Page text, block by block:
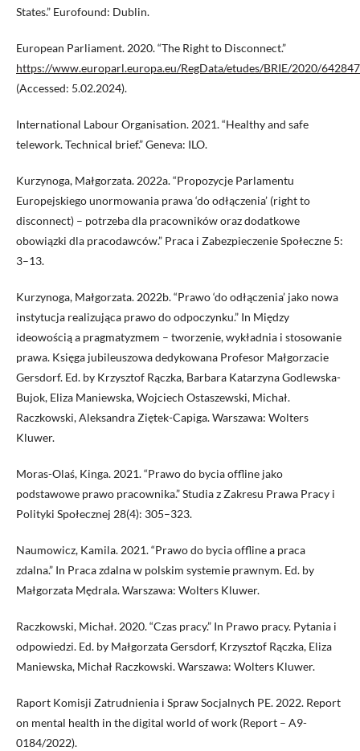
States.” Eurofound: Dublin.
European Parliament. 2020. “The Right to Disconnect.”
https://www.europarl.europa.eu/RegData/etudes/BRIE/2020/
(Accessed: 5.02.2024).
International Labour Organisation. 2021. “Healthy and safe
telework. Technical brief.” Geneva: ILO.
Kurzynoga, Małgorzata. 2022a. “Propozycje Parlamentu
Europejskiego unormowania prawa ‘do odłączenia’ (right to
disconnect) – potrzeba dla pracowników oraz dodatkowe
obowiązki dla pracodawców.” Praca i Zabezpieczenie Społeczne 5:
3–13.
Kurzynoga, Małgorzata. 2022b. “Prawo ‘do odłączenia’ jako nowa
instytucja realizująca prawo do odpoczynku.” In Między
ideowością a pragmatyzmem – tworzenie, wykładnia i stosowanie
prawa. Księga jubileuszowa dedykowana Profesor Małgorzacie
Gersdorf. Ed. by Krzysztof Rączka, Barbara Katarzyna Godlewska-
Bujok, Eliza Maniewska, Wojciech Ostaszewski, Michał.
Raczkowski, Aleksandra Ziętek-Capiga. Warszawa: Wolters
Kluwer.
Moras-Olaś, Kinga. 2021. “Prawo do bycia offline jako
podstawowe prawo pracownika.” Studia z Zakresu Prawa Pracy i
Polityki Społecznej 28(4): 305–323.
Naumowicz, Kamila. 2021. “Prawo do bycia offline a praca
zdalna.” In Praca zdalna w polskim systemie prawnym. Ed. by
Małgorzata Mędrala. Warszawa: Wolters Kluwer.
Raczkowski, Michał. 2020. “Czas pracy.” In Prawo pracy. Pytania i
odpowiedzi. Ed. by Małgorzata Gersdorf, Krzysztof Rączka, Eliza
Maniewska, Michał Raczkowski. Warszawa: Wolters Kluwer.
Raport Komisji Zatrudnienia i Spraw Socjalnych PE. 2022. Report
on mental health in the digital world of work (Report – A9-
0184/2022).